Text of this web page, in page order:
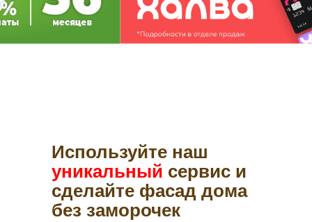
Используйте наш
уникальный сервис и
сделайте фасад дома
без заморочек